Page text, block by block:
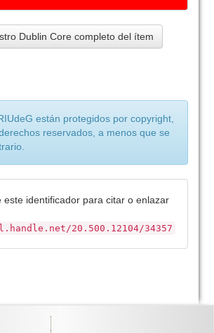
Dublin Core completo del ítem
están protegidos por copyright,
reservados, a menos que se
este identificador para citar o enlazar
20.500.12104/34357